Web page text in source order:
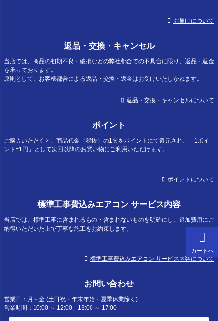
カートへ
お届けについて
返品・交換・キャンセル
当店では、商品の初期不良・破損などの弊社都合での不具合に限り、返品・返金
を承っております。
原則として、お客様都合による返品・交換・返金はお受けいたしかねます。
返品・交換・キャンセルについて
ポイント
ご購入いただくと、商品代金（税抜）の1％をポイントにて還元され、「1ポイ
ント=1円」として次回以降のお買い物にご利用いただけます。
ポイントについて
標準工事費込みエアコン サービス内容
当店では、標準工事に含まれるもの・含まれないものを明確にし、追加費用にご
納得いただいた上で丁寧な施工をお約束します。
標準工事費込みエアコン サービス内容について
お問い合わせ
営業日：月～金 (土日祝・年末年始・夏季休業除く)
営業時間：10:00 ～ 12:00、13:00 ～ 17:00